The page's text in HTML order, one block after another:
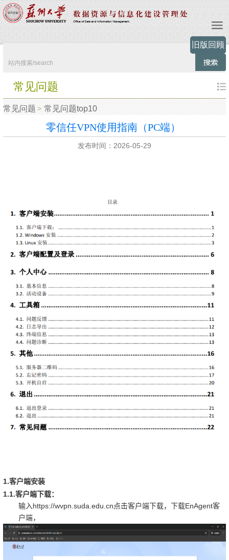
旧版回顾
常见问题
常见问题 常见问题top10
零信任VPN使用指南（PC端）
发布时间：2026-05-29
1.客户端安装
1.1.客户端下载：
输入 https://wvpn.suda.edu.cn 点击客户端下载，下载EnAgent客
户端，